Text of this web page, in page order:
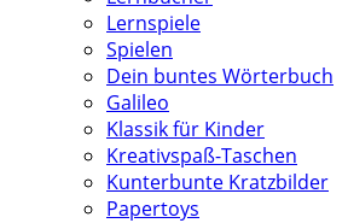
Lernspiele
Spielen
Dein buntes Wörterbuch
Galileo
Klassik für Kinder
Kreativspaß-Taschen
Kunterbunte Kratzbilder
Papertoys